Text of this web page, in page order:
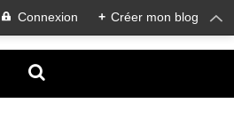
Connexion + Créer mon blog